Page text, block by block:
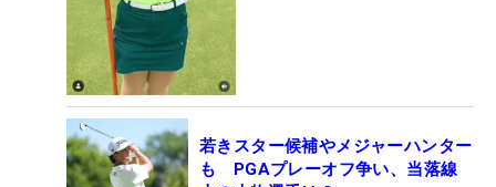
若きスター候補やメジャーハンター
も PGAプレーオフ争い、当落線